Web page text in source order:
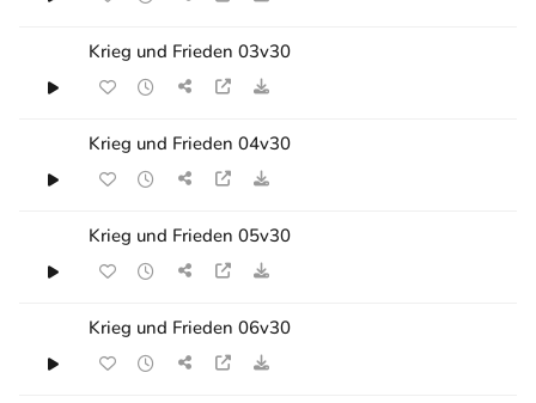
Krieg und Frieden 03v30
Krieg und Frieden 04v30
Krieg und Frieden 05v30
Krieg und Frieden 06v30